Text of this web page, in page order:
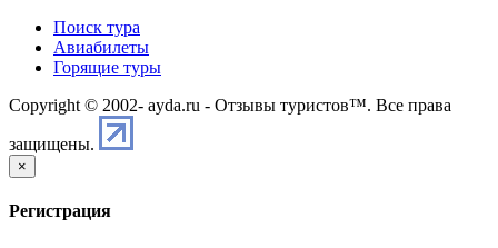
Поиск тура
Авиабилеты
Горящие туры
Copyright © 2002- ayda.ru - Отзывы туристов™. Все права
защищены.
×
Регистрация